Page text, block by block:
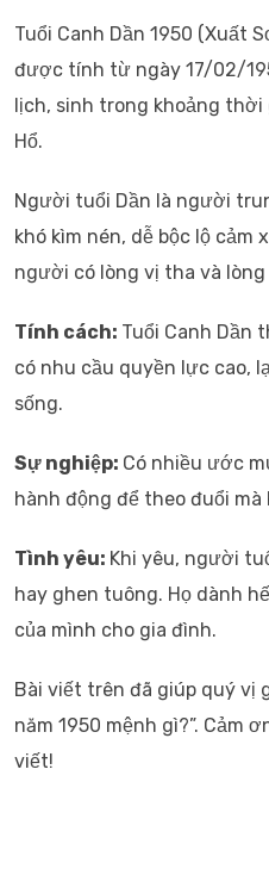
Tuổi Canh Dần 1950 (Xuất
được tính từ ngày 17/02/
lịch, sinh trong khoảng
Hổ.
Người tuổi Dần là người
khó kìm nén, dễ bộc lộ cảm
người có lòng vị tha và lòng
Tính cách: Tuổi Canh Dần
có nhu cầu quyền lực cao,
sống.
Sự nghiệp: Có nhiều ước
hành động để theo đuổi mà
Tình yêu: Khi yêu, người
hay ghen tuông. Họ dành
của mình cho gia đình.
Bài viết trên đã giúp quý vị
năm 1950 mệnh gì?”. Cảm
viết!